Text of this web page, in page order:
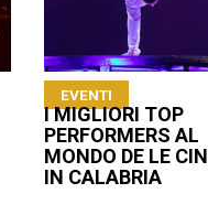
EVENTI
I MIGLIORI TOP
PERFORMERS AL
MONDO DE LE
IN CALABRIA